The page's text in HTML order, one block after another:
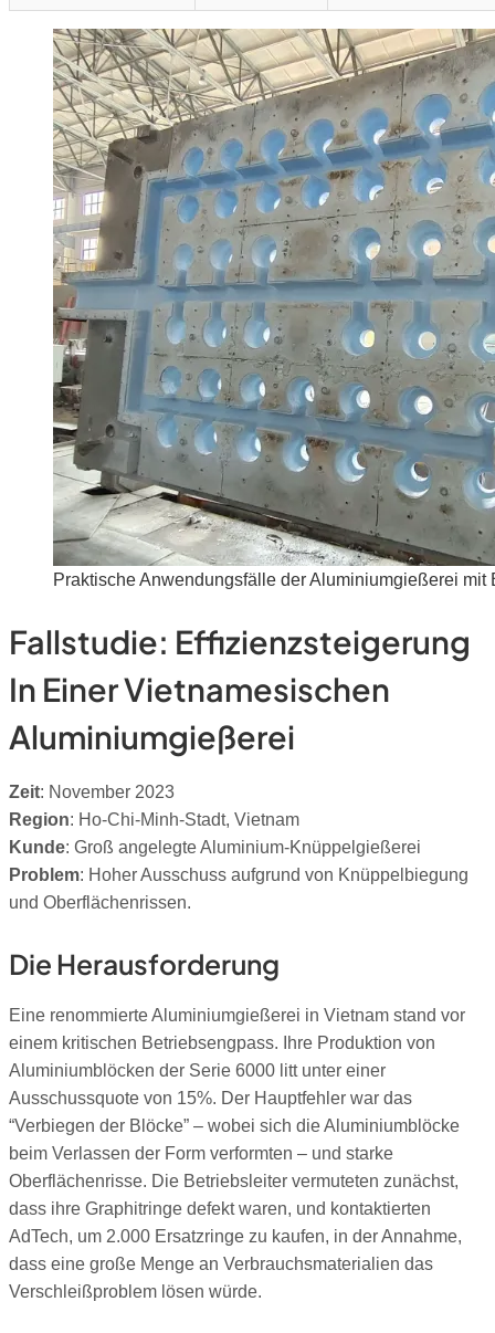
Praktische Anwendungsfälle der Aluminiumgießerei mit
Fallstudie: Effizienzsteigerung
In Einer Vietnamesischen
Aluminiumgießerei
Zeit: November 2023
Region: Ho-Chi-Minh-Stadt, Vietnam
Kunde: Groß angelegte Aluminium-Knüppelgießerei
Problem: Hoher Ausschuss aufgrund von Knüppelbiegung
und Oberflächenrissen.
Die Herausforderung
Eine renommierte Aluminiumgießerei in Vietnam stand vor
einem kritischen Betriebsengpass. Ihre Produktion von
Aluminiumblöcken der Serie 6000 litt unter einer
Ausschussquote von 15%. Der Hauptfehler war das
“Verbiegen der Blöcke” – wobei sich die Aluminiumblöcke
beim Verlassen der Form verformten – und starke
Oberflächenrisse. Die Betriebsleiter vermuteten zunächst,
dass ihre Graphitringe defekt waren, und kontaktierten
AdTech, um 2.000 Ersatzringe zu kaufen, in der Annahme,
dass eine große Menge an Verbrauchsmaterialien das
Verschleißproblem lösen würde.